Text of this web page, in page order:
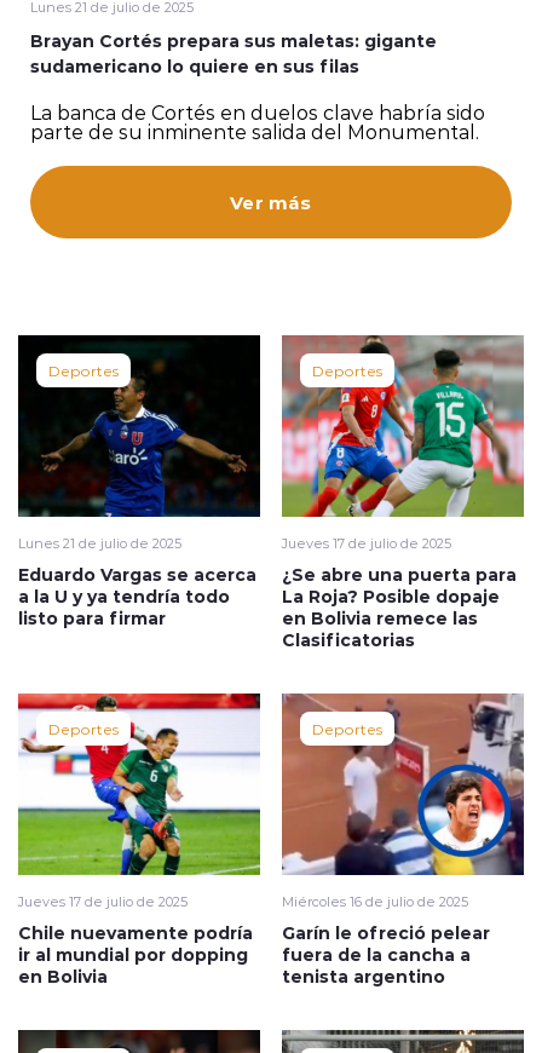
modo claro
Lunes 21 de julio de 2025
Brayan Cortés prepara sus maletas: gigante
sudamericano lo quiere en sus filas
La banca de Cortés en duelos clave habría sido
parte de su inminente salida del Monumental.
Ver más
Deportes
Lunes 21 de julio de 2025
Eduardo Vargas se acerca
a la U y ya tendría todo
listo para firmar
Deportes
Jueves 17 de julio de 2025
¿Se abre una puerta para
La Roja? Posible dopaje
en Bolivia remece las
Clasificatorias
Deportes
Jueves 17 de julio de 2025
Chile nuevamente podría
ir al mundial por dopping
en Bolivia
Deportes
Miércoles 16 de julio de 2025
Garín le ofreció pelear
fuera de la cancha a
tenista argentino